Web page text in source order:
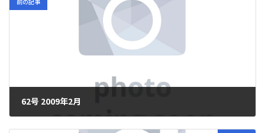
62号 2009年2月
2024年7月20日